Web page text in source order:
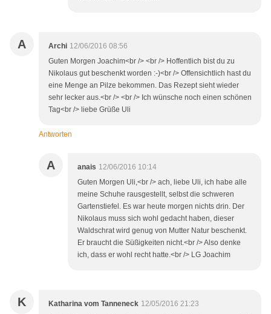
A Archi 12/06/2016 08:56
Guten Morgen Joachim<br /> <br /> Hoffentlich bist du zu
Nikolaus gut beschenkt worden :-)<br /> Offensichtlich hast du
eine Menge an Pilze bekommen. Das Rezept sieht wieder
sehr lecker aus.<br /> <br /> Ich wünsche noch einen schönen
Tag<br /> liebe Grüße Uli
Antworten
A anais 12/06/2016 10:14
Guten Morgen Uli,<br /> ach, liebe Uli, ich habe alle
meine Schuhe rausgestellt, selbst die schweren
Gartenstiefel. Es war heute morgen nichts drin. Der
Nikolaus muss sich wohl gedacht haben, dieser
Waldschrat wird genug von Mutter Natur beschenkt.
Er braucht die Süßigkeiten nicht.<br /> Also denke
ich, dass er wohl recht hatte.<br /> LG Joachim
K Katharina vom Tanneneck 12/05/2016 21:23